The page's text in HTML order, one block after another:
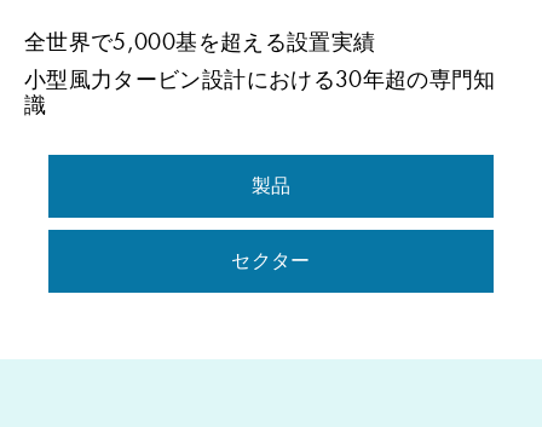
全世界で5,000基を超える設置実績
小型風力タービン設計における30年超の専門知
識
製品
セクター